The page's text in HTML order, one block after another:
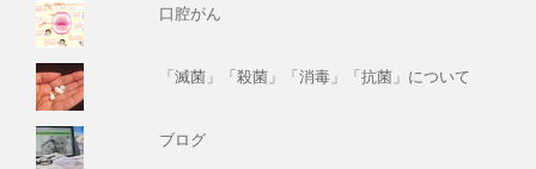
口腔がん
「滅菌」「殺菌」「消毒」「抗菌」について
ブログ